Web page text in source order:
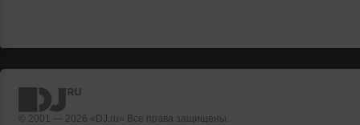
© 2001 — 2026 «DJ.ru» Все права защищены.